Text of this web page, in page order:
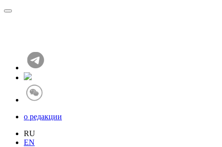
о редакции
RU
EN